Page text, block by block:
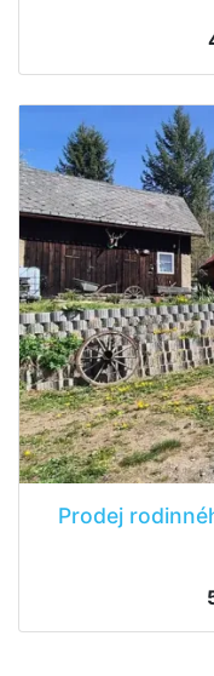
Prodej